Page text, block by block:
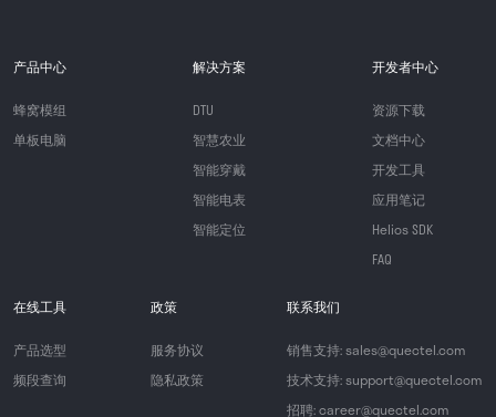
产品中心
蜂窝模组
单板电脑
解决方案
DTU
智慧农业
智能穿戴
智能电表
智能定位
开发者中心
资源下载
文档中心
开发工具
应用笔记
Helios SDK
FAQ
在线工具
产品选型
频段查询
政策
服务协议
隐私政策
联系我们
销售支持: sales@quectel.com
技术支持: support@quectel.com
招聘: career@quectel.com